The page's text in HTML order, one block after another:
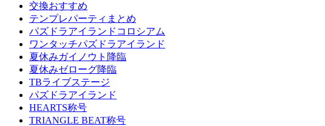
交換おすすめ
テンプレパーティまとめ
パズドラアイランドコロシアム
ワンタッチパズドラアイランド
夏休みガイノウト降臨
夏休みゼローグ降臨
TBライブステージ
パズドラアイランド
HEARTS称号
TRIANGLE BEAT称号